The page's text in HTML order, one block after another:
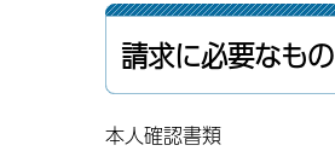
請求に必要なもの
本人確認書類